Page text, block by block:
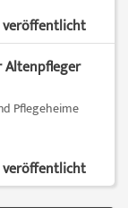
veröffentlicht
Altenpfleger
Pflegeheime
veröffentlicht